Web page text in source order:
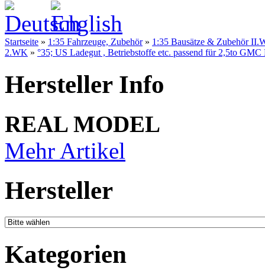
Startseite » 1:35 Fahrzeuge, Zubehör» 1:35 Bausätze & Zubehör
2.WK » °35; US Ladegut , Betriebstoffe etc. passend für 2,5to
Hersteller Info
REAL MODEL
Mehr Artikel
Hersteller
Kategorien